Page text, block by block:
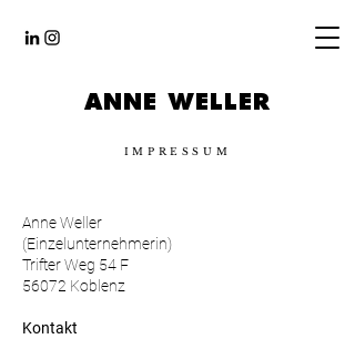
ANNE WELLER
IMPRESSUM
Anne Weller
(Einzelunternehmerin)
Trifter Weg 54 F
56072 Koblenz
Kontakt